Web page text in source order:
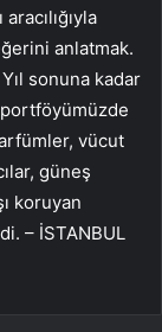
anlatmak.
sonuna kadar
portföyümüzde
vücut
güneş
koruyan
– İSTANBUL